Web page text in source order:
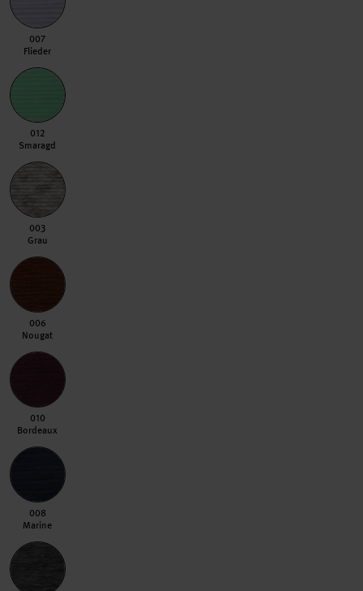
007 Flieder
007
Flieder
012 Smaragd
012
Smaragd
003 Grau
003
Grau
006 Nougat
006
Nougat
010 Bordeaux
010
Bordeaux
008 Marine
008
Marine